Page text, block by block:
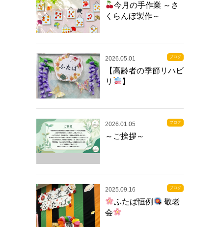
今月の手作業 ～さ
くらんぼ製作～
2026.05.01 ブログ
【高齢者の季節リハビ
リ
】
2026.01.05 ブログ
～ご挨拶～
2025.09.16 ブログ
ふたば恒例
敬老
会